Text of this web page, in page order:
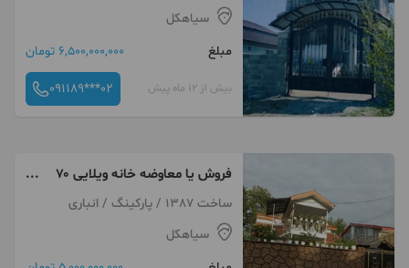
سیاهکل
مبلغ
6,500,000,000 تومان
بیش از 12 ماه پیش 091189***02
فروش یا معاوضه خانه ویلایی ۷۰
متری ۲ خوابه
ساخت 1387 / پارکینگ / انباری
سیاهکل